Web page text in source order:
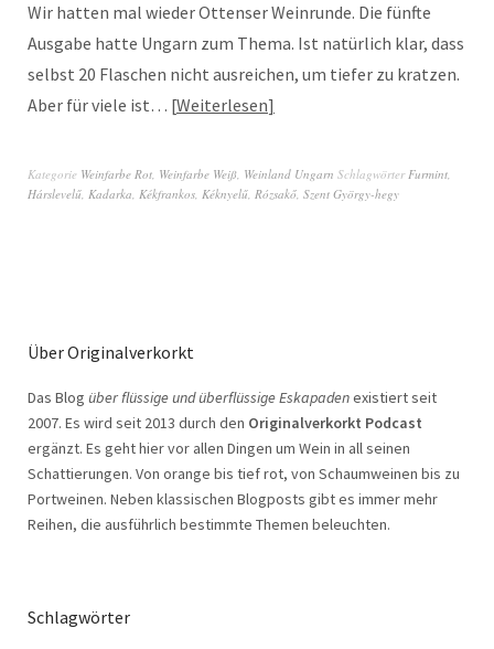
Wir hatten mal wieder Ottenser Weinrunde. Die fünfte
Ausgabe hatte Ungarn zum Thema. Ist natürlich klar, dass
selbst 20 Flaschen nicht ausreichen, um tiefer zu kratzen.
Aber für viele ist… Weiterlesen
Kategorie Weinfarbe Rot, Weinfarbe Weiß, Weinland Ungarn SchlagwörterFurmint,
Hárslevelű, Kadarka, Kékfrankos, Kéknyelű, Rózsakő, Szent György-hegy
Über Originalverkorkt
Das Blog über flüssige und überflüssige Eskapadenexistiert seit
2007. Es wird seit 2013 durch den Originalverkorkt Podcast
ergänzt. Es geht hier vor allen Dingen um Wein in all seinen
Schattierungen. Von orange bis tief rot, von Schaumweinen bis zu
Portweinen. Neben klassischen Blogposts gibt es immer mehr
Reihen, die ausführlich bestimmte Themen beleuchten.
Schlagwörter